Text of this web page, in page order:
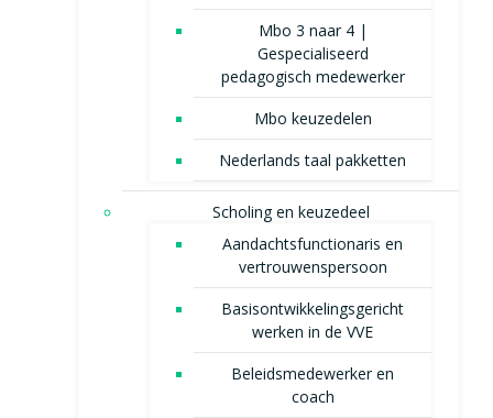
Mbo 3 naar 4 |
Gespecialiseerd
pedagogisch medewerker
Mbo keuzedelen
Nederlands taal pakketten
Scholing en keuzedeel
Aandachtsfunctionaris en
vertrouwenspersoon
Basisontwikkelingsgericht
werken in de VVE
Beleidsmedewerker en
coach